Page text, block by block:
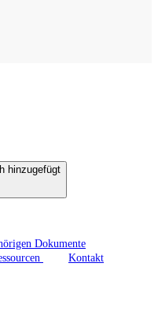
hinzugefügt
Dokumente
Kontakt